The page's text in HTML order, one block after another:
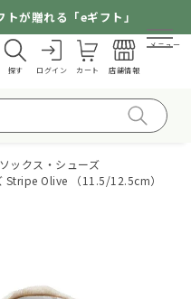
が贈れる「eギフト」
探す ログイン カート 店舗情報
メニュー
ソックス・シューズ
Stripe Olive （11.5/12.5cm）